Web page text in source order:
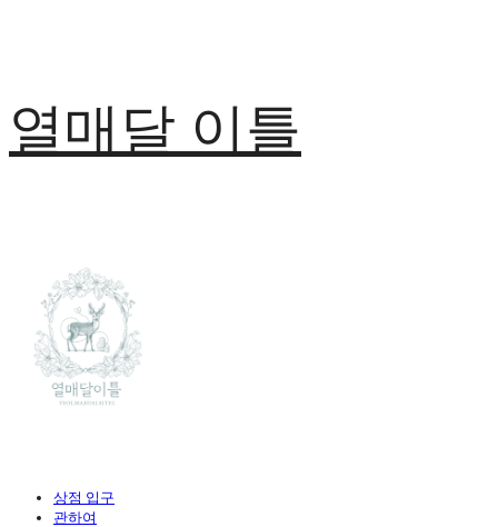
열매달 이틀
상점 입구
관하여